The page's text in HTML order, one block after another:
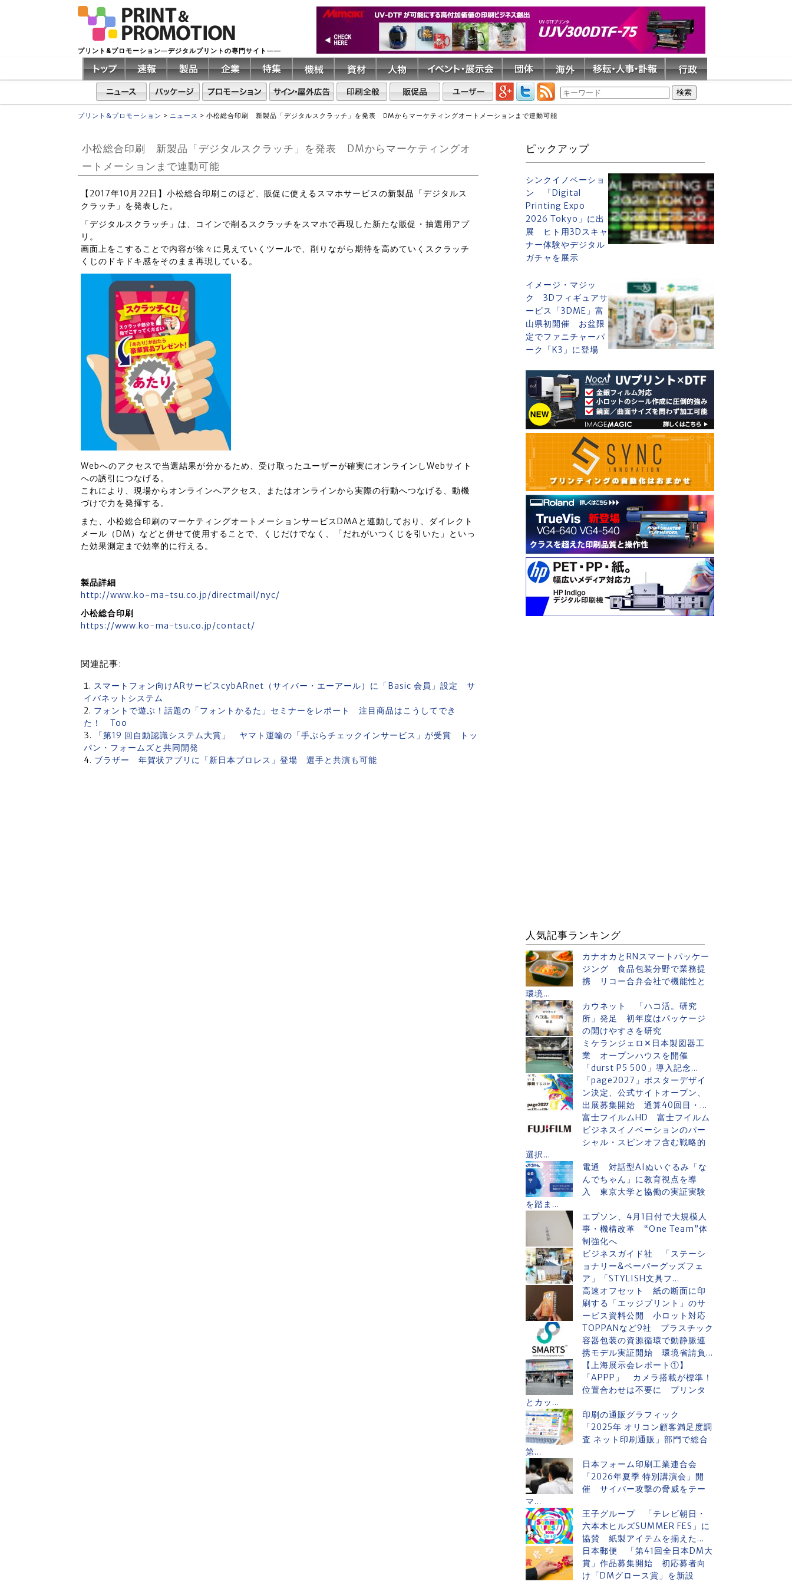
プリント&プロモーション―デジタルプリントの専門サイト――
プリント&プロモーション > ニュース > 小松総合印刷 新製品「デジタルスクラッチ」を発表 DMからマーケティングオートメーションまで連動可能
小松総合印刷 新製品「デジタルスクラッチ」を発表 DMからマーケティングオ
ートメーションまで連動可能
【2017年10月22日】小松総合印刷このほど、販促に使えるスマホサービスの新製品「デジタルス
クラッチ」を発表した。
「デジタルスクラッチ」は、コインで削るスクラッチをスマホで再現した新たな販促・抽選用アプ
リ。
画面上をこすることで内容が徐々に見えていくツールで、削りながら期待を高めていくスクラッチ
くじのドキドキ感をそのまま再現している。
Webへのアクセスで当選結果が分かるため、受け取ったユーザーが確実にオンラインしWebサイト
への誘引につなげる。
これにより、現場からオンラインへアクセス、またはオンラインから実際の行動へつなげる、動機
づけで力を発揮する。
また、小松総合印刷のマーケティングオートメーションサービスDMAと連動しており、ダイレクト
メール（DM）などと併せて使用することで、くじだけでなく、「だれがいつくじを引いた」といっ
た効果測定まで効率的に行える。
製品詳細
http://www.ko-ma-tsu.co.jp/directmail/nyc/
小松総合印刷
https://www.ko-ma-tsu.co.jp/contact/
関連記事:
スマートフォン向けARサービスcybARnet（サイバー・エーアール）に「Basic 会員」設定 サ
イバネットシステム
フォントで遊ぶ！話題の「フォントかるた」セミナーをレポート 注目商品はこうしてでき
た！ Too
「第19 回自動認識システム大賞」 ヤマト運輸の「手ぶらチェックインサービス」が受賞 トッ
パン・フォームズと共同開発
ブラザー 年賀状アプリに「新日本プロレス」登場 選手と共演も可能
ピックアップ
シンクイノベーショ
ン 「Digital
Printing Expo
2026 Tokyo」に出
展 ヒト用3Dスキャ
ナー体験やデジタル
ガチャを展示
イメージ・マジッ
ク 3Dフィギュアサ
ービス「3DME」富
山県初開催 お盆限
定でファニチャーパ
ーク「K3」に登場
人気記事ランキング
カナオカとRNスマートパッケー
ジング 食品包装分野で業務提
携 リコー合弁会社で機能性と
環境...
カウネット 「ハコ活。研究
所」発足 初年度はパッケージ
の開けやすさを研究
ミケランジェロ✕日本製図器工
業 オープンハウスを開催
「durst P5 500」導入記念...
「page2027」ポスターデザイ
ン決定、公式サイトオープン、
出展募集開始 通算40回目・...
富士フイルムHD 富士フイルム
ビジネスイノベーションのパー
シャル・スピンオフ含む戦略的
選択...
電通 対話型AIぬいぐるみ「な
んでちゃん」に教育視点を導
入 東京大学と協働の実証実験
を踏ま...
エプソン、4月1日付で大規模人
事・機構改革 “One Team”体
制強化へ
ビジネスガイド社 「ステーシ
ョナリー&ペーパーグッズフェ
ア」「STYLISH文具フ...
高速オフセット 紙の断面に印
刷する「エッジプリント」のサ
ービス資料公開 小ロット対応
TOPPANなど9社 プラスチック
容器包装の資源循環で動静脈連
携モデル実証開始 環境省請負...
【上海展示会レポート①】
「APPP」 カメラ搭載が標準！
位置合わせは不要に プリンタ
とカッ...
印刷の通販グラフィック
「2025年 オリコン顧客満足度調
査 ネット印刷通販」部門で総合
第...
日本フォーム印刷工業連合会
「2026年夏季 特別講演会」開
催 サイバー攻撃の脅威をテー
マ...
王子グループ 「テレビ朝日・
六本木ヒルズSUMMER FES」に
協賛 紙製アイテムを揃えた...
日本郵便 「第41回全日本DM大
賞」作品募集開始 初応募者向
け「DMグロース賞」を新設